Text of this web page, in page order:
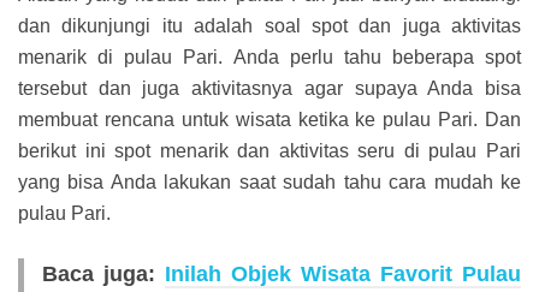
dan dikunjungi itu adalah soal spot dan juga aktivitas
menarik di pulau Pari. Anda perlu tahu beberapa spot
tersebut dan juga aktivitasnya agar supaya Anda bisa
membuat rencana untuk wisata ketika ke pulau Pari. Dan
berikut ini spot menarik dan aktivitas seru di pulau Pari
yang bisa Anda lakukan saat sudah tahu cara mudah ke
pulau Pari.
Baca juga: Inilah Objek Wisata Favorit Pulau